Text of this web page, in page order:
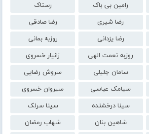
رامین بی باک
رستاک
رضا شیری
رضا صادقی
رضا یزدانی
روزبه بمانی
روزبه نعمت الهی
زانیار خسروی
سامان جلیلی
سروش رضایی
سیامک عباسی
سیروان خسروی
سینا درخشنده
سینا سرلک
شاهین بنان
شهاب رمضان